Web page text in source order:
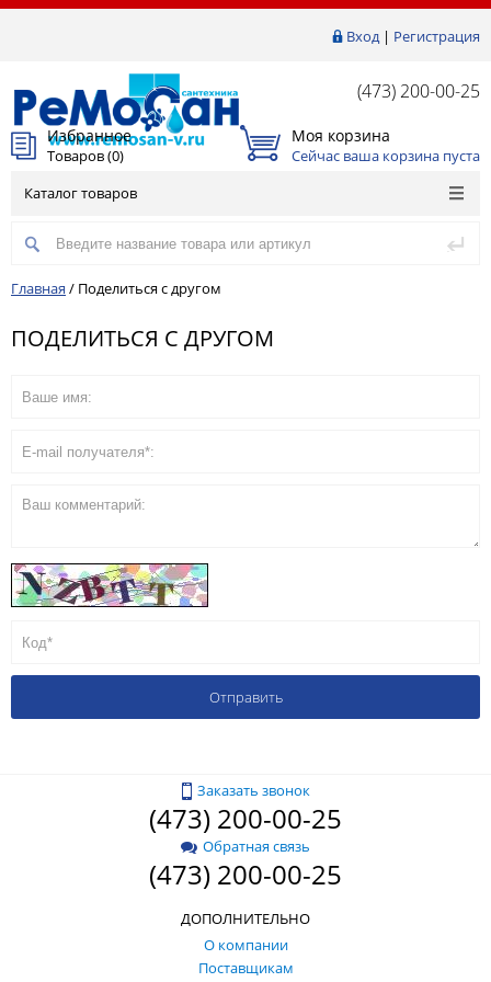
Вход| Регистрация
(473) 200-00-25
Избранное
Товаров (0)
Моя корзина
Сейчас ваша корзина пуста
Каталог товаров
Главная / Поделиться с другом
ПОДЕЛИТЬСЯ С ДРУГОМ
Заказать звонок
(473) 200-00-25
Обратная связь
(473) 200-00-25
ДОПОЛНИТЕЛЬНО
О компании
Поставщикам